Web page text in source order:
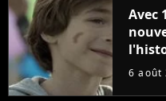
Avec
48
6 août